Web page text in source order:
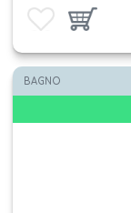
Aggiungi ai preferiti
Aggiungi
BAGNO